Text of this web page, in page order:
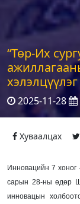
“Төр-Их
2025-11-28
Хуваалцах
Инновацийн 7 хоног
сарын 28-ны өдөр
инновацын